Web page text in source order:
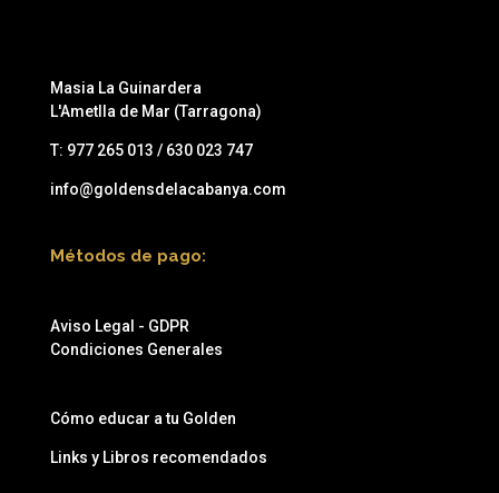
Masia La Guinardera
L'Ametlla de Mar (Tarragona)
T: 977 265 013 / 630 023 747
info@goldensdelacabanya.com
Métodos de pago:
Aviso Legal - GDPR
Condiciones Generales
Cómo educar a tu Golden
Links y Libros recomendados